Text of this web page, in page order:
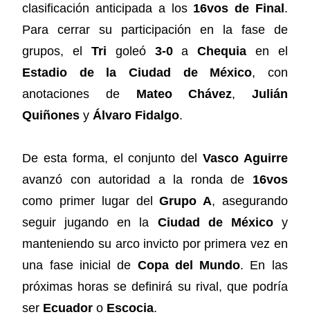
clasificación anticipada a los 16vos de Final.
Para cerrar su participación en la fase de
grupos, el Tri goleó 3-0aChequia en el
Estadio de la Ciudad de México, con
anotaciones de Mateo Chávez, Julián
Quiñones y Álvaro Fidalgo.
De esta forma, el conjunto del Vasco Aguirre
avanzó con autoridad a la ronda de 16vos
como primer lugar delGrupo A, asegurando
seguir jugando en la Ciudad de Méxicoy
manteniendo su arco invicto por primera vez en
una fase inicial de Copa del Mundo. En las
próximas horas se definirá su rival, que podría
ser Ecuador o Escocia.